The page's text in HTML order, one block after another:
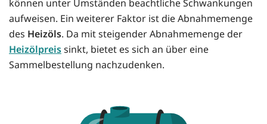
können unter Umständen beachtliche Schwankungen
aufweisen. Ein weiterer Faktor ist die Abnahmemenge
des Heizöls. Da mit steigender Abnahmemenge der
Heizölpreissinkt, bietet es sich an über eine
Sammelbestellung nachzudenken.